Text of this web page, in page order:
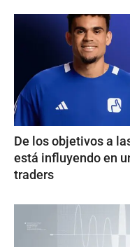
De los objetivos a
está influyendo en
traders